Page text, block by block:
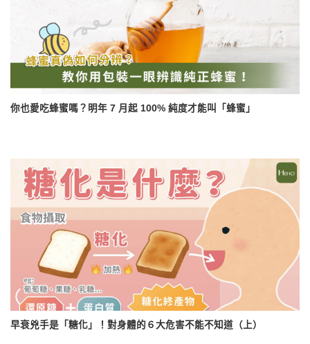
你也愛吃蜂蜜嗎？明年 7 月起 100% 純度才能叫「蜂蜜」
早衰兇手是「糖化」！對身體的６大危害不能不知道（上）